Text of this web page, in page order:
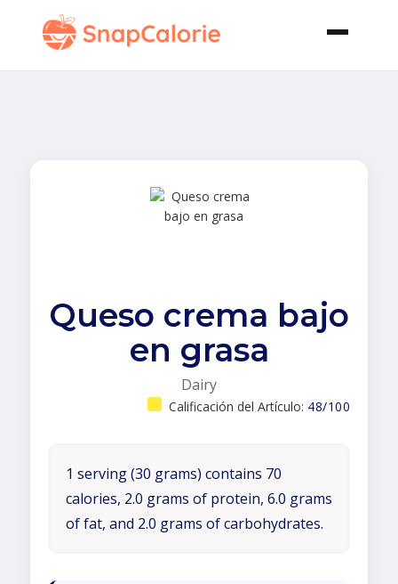
Queso crema bajo
en grasa
Dairy
Calificación del Artículo: 48/100
1 serving (30 grams) contains 70
calories, 2.0 grams of protein, 6.0 grams
of fat, and 2.0 grams of carbohydrates.